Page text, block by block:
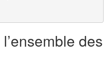
des